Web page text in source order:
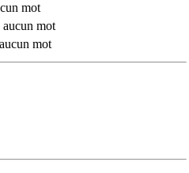
mot
aucun mot
mot